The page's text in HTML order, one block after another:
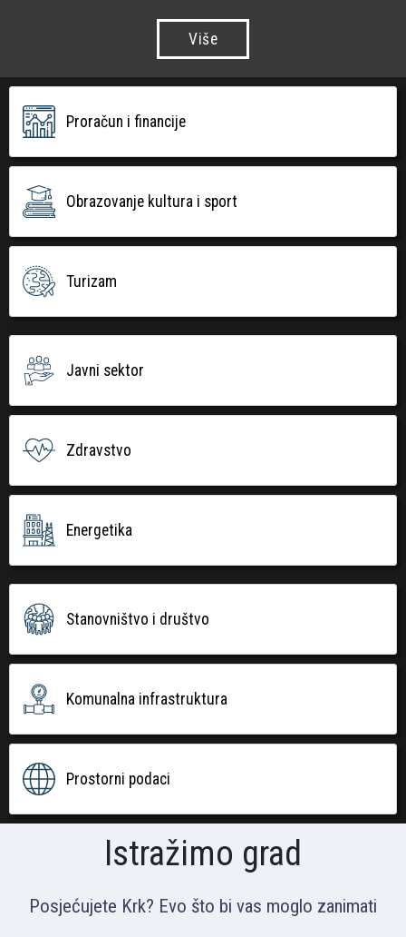
Više
Proračun i financije
Obrazovanje kultura i sport
Turizam
Javni sektor
Zdravstvo
Energetika
Stanovništvo i društvo
Komunalna infrastruktura
Prostorni podaci
Istražimo grad
Posjećujete Krk? Evo što bi vas moglo zanimati